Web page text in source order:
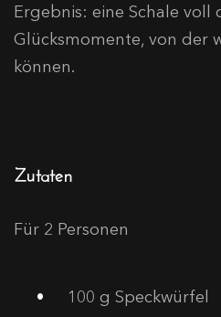
Ergebnis: eine Schale voll
Glücksmomente, von der
können.
Zutaten
Für 2 Personen
100 g Speckwürfel